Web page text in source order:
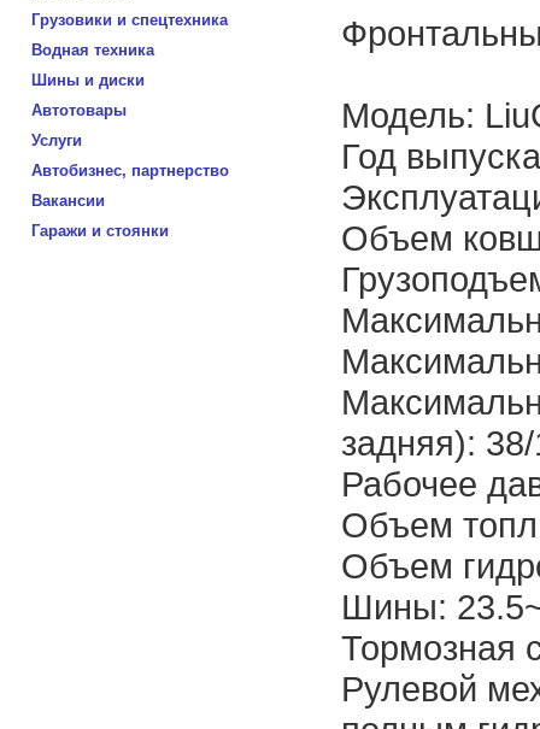
Грузовики и спецтехника
Водная техника
Шины и диски
Автотовары
Услуги
Автобизнес, партнерство
Вакансии
Гаражи и стоянки
Модель:
Год
Объем
задняя):
Рабочее
Объем
Объем
Шины:
Тормозная
Рулевой